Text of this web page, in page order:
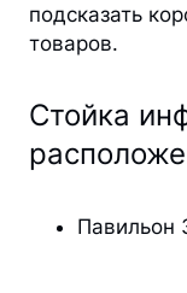
подсказать
товаров.
Стойка
Павильон